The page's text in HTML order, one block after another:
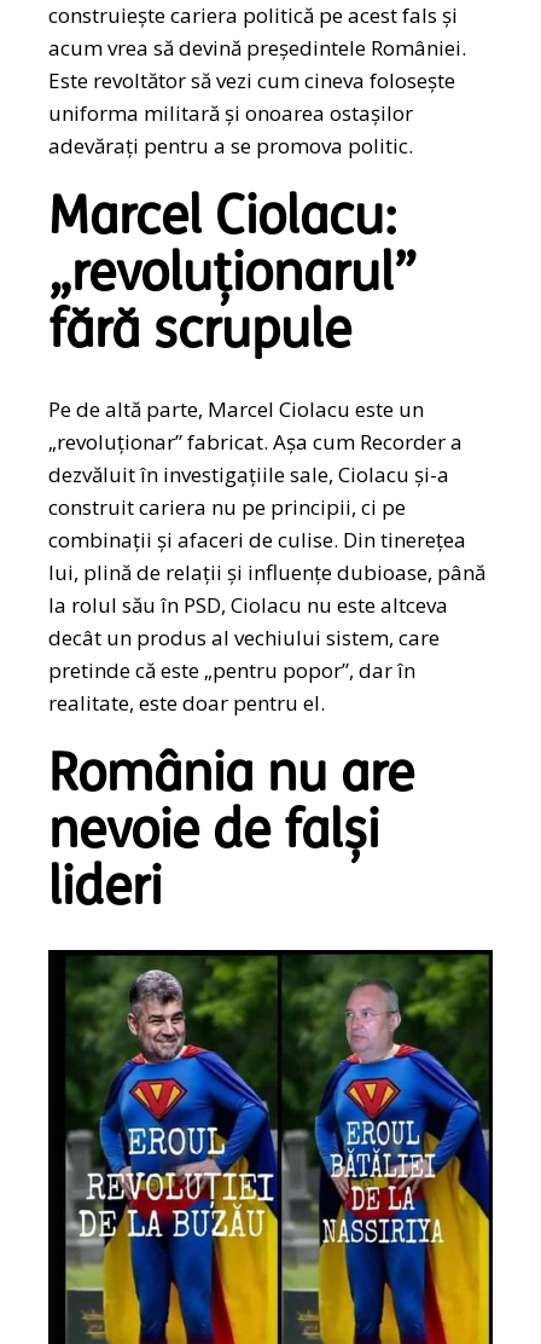
construiește cariera politică pe acest fals și
acum vrea să devină președintele României.
Este revoltător să vezi cum cineva folosește
uniforma militară și onoarea ostașilor
adevărați pentru a se promova politic.
Marcel Ciolacu:
„revoluționarul”
fără scrupule
Pe de altă parte, Marcel Ciolacu este un
„revoluționar” fabricat. Așa cum Recorder a
dezvăluit în investigațiile sale, Ciolacu și-a
construit cariera nu pe principii, ci pe
combinații și afaceri de culise. Din tinerețea
lui, plină de relații și influențe dubioase, până
la rolul său în PSD, Ciolacu nu este altceva
decât un produs al vechiului sistem, care
pretinde că este „pentru popor”, dar în
realitate, este doar pentru el.
România nu are
nevoie de falși
lideri